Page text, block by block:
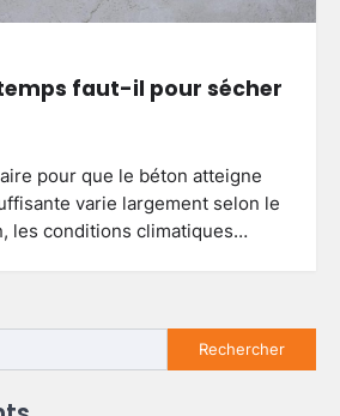
faut-il pour sécher
pour que le béton atteigne
varie largement selon le
les conditions climatiques…
Rechercher